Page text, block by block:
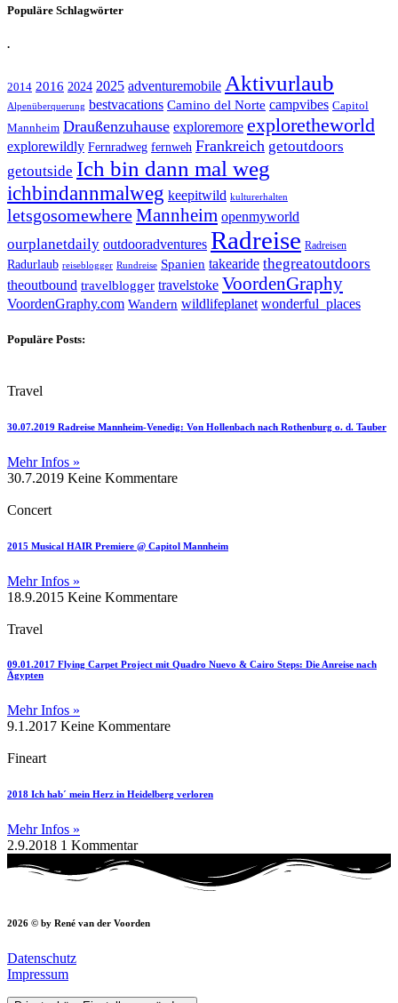
Populäre Schlagwörter
.
2014 2016 2024 2025 adventuremobile Aktivurlaub
Alpenüberquerung bestvacations Camino del Norte campvibes Capitol
Mannheim Draußenzuhause exploremore exploretheworld
explorewildly Fernradweg fernweh Frankreich getoutdoors
getoutside Ich bin dann mal weg
ichbindannmalweg keepitwild kulturerhalten
letsgosomewhereMannheim openmyworld
ourplanetdaily outdooradventures Radreise Radreisen
Radurlaub reiseblogger Rundreise Spanien takearide thegreatoutdoors
theoutbound travelblogger travelstoke VoordenGraphy
VoordenGraphy.com Wandern wildlifeplanet wonderful_places
Populäre Posts:
Travel
30.07.2019 Radreise Mannheim-Venedig: Von Hollenbach nach Rothenburg o. d. Tauber
Mehr Infos »
30.7.2019 Keine Kommentare
Concert
2015 Musical HAIR Premiere @ Capitol Mannheim
Mehr Infos »
18.9.2015 Keine Kommentare
Travel
09.01.2017 Flying Carpet Project mit Quadro Nuevo & Cairo Steps: Die Anreise nach
Ägypten
Mehr Infos »
9.1.2017 Keine Kommentare
Fineart
2018 Ich hab´ mein Herz in Heidelberg verloren
Mehr Infos »
2.9.2018 1 Kommentar
2026 © by René van der Voorden
Datenschutz
Impressum